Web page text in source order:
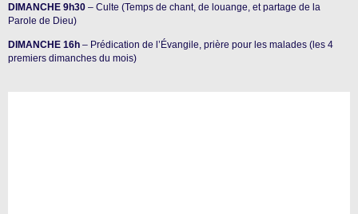
DIMANCHE 9h30 – Culte (Temps de chant, de louange, et partage de la
Parole de Dieu)
DIMANCHE 16h – Prédication de l’Évangile, prière pour les malades (les 4
premiers dimanches du mois)